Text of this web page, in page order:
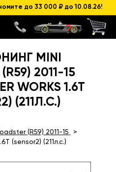
до 33 000 ₽ до 10.08.26!
MINI
2011-15
WORKS 1.6T
(211Л.С.)
(R59) 2011-15
(sensor2) (211л.с.)